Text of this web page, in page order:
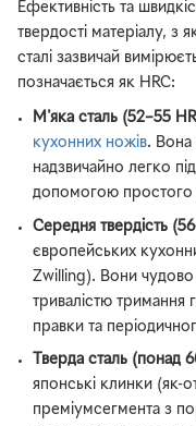
Ефективність та
твердості матеріалу, з
сталі зазвичай
позначається як HRC:
М'яка сталь (52–55
кухонних ножів. Вона
надзвичайно легко
допомогою простого
Середня твердість
європейських
Zwilling). Вони чудово
тривалістю тримання
правки та
Тверда сталь (понад
японські клинки (як-
преміумсегмента з